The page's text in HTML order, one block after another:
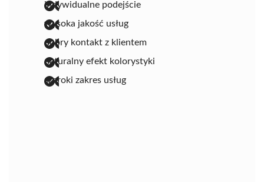
indywidualne podejście
wysoka jakość usług
dobry kontakt z klientem
naturalny efekt kolorystyki
szeroki zakres usług